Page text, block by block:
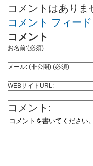
コメントはありま
コメント フィード
コメント
お名前:(必須)
メール: (非公開) (必須)
WEBサイトURL:
コメント: